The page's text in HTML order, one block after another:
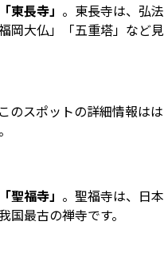
「東長寺」 。東長寺は、弘法
岡大仏」「五重塔」など見
のスポットの詳細情報はは
「聖福寺」 。聖福寺は、日本
最古の禅寺です。